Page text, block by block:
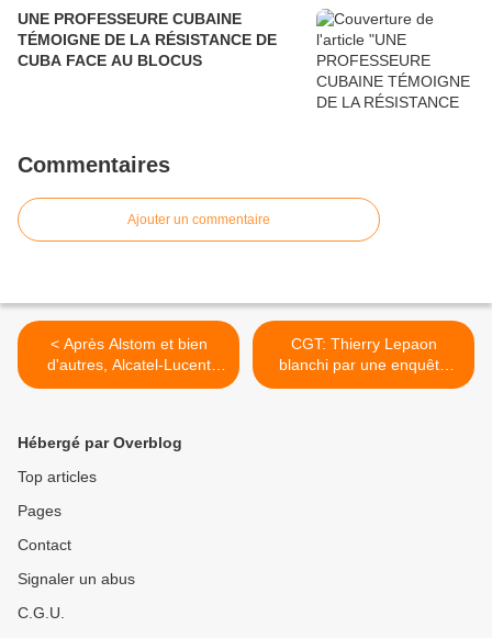
UNE PROFESSEURE CUBAINE
TÉMOIGNE DE LA RÉSISTANCE DE
CUBA FACE AU BLOCUS
Commentaires
Ajouter un commentaire
< Après Alstom et bien
d'autres, Alcatel-Lucent
vampirisé par le finlandais
CGT: Thierry Lepaon
blanchi par une enquête
interne... >
Hébergé par Overblog
Top articles
Pages
Contact
Signaler un abus
C.G.U.